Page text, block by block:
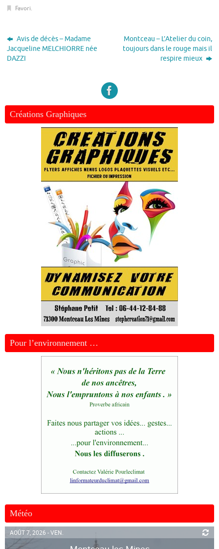
Favori.
Avis de décès – Madame
Jacqueline MELCHIORRE née
DAZZI
Montceau – L’Atelier du coin,
toujours dans le rouge mais il
respire mieux
Créations Graphiques
Pour l’environnement …
Météo
AOÛT 7, 2026 - VEN.